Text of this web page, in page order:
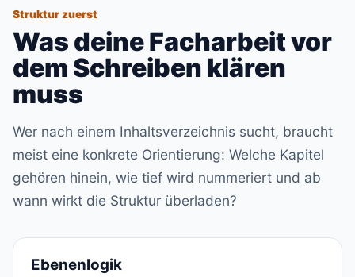
Struktur zuerst
Was deine Facharbeit vor
dem Schreiben klären
muss
Wer nach einem Inhaltsverzeichnis sucht, braucht
meist eine konkrete Orientierung: Welche Kapitel
gehören hinein, wie tief wird nummeriert und ab
wann wirkt die Struktur überladen?
Ebenenlogik